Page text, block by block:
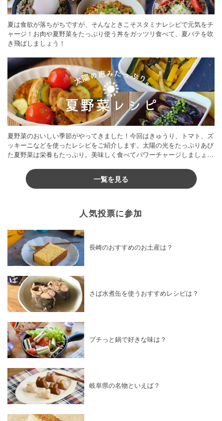
夏は食欲が落ちがちですが、そんなときこそスタミナレシピで元気をチ
ャージ！お肉や夏野菜をたっぷり使う丼をガッツリ食べて、夏バテを吹
き飛ばしましょう！
夏野菜のおいしい季節がやってきました！今回はきゅうり、トマト、ズ
ッキーニなどを使ったレシピをご紹介します。太陽の光をたっぷりあび
た夏野菜は栄養もたっぷり。美味しく食べてパワーチャージしましょう
一覧を見る
人気投票に参加
長崎のおすすめのお土産は？
さば水煮缶を使うおすすめレシピは？
プチっと鍋で好きな味は？
岐阜県の名物といえば？